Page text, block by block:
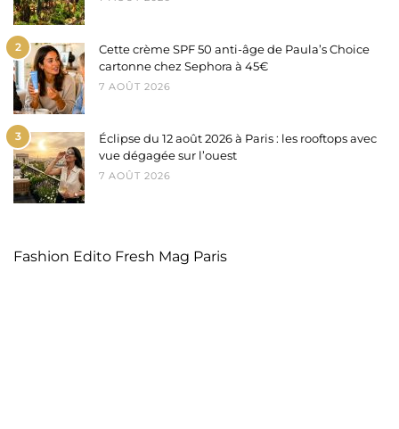
2
Cette crème SPF 50 anti-âge de Paula’s Choice
cartonne chez Sephora à 45€
7 AOÛT 2026
3
Éclipse du 12 août 2026 à Paris : les rooftops avec
vue dégagée sur l’ouest
7 AOÛT 2026
Fashion Edito Fresh Mag Paris